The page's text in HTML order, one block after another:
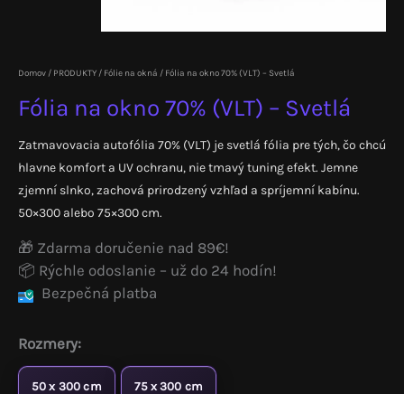
Domov / PRODUKTY / Fólie na okná / Fólia na okno 70% (VLT) – Svetlá
Fólia na okno 70% (VLT) – Svetlá
Zatmavovacia autofólia 70% (VLT) je svetlá fólia pre tých, čo chcú
hlavne komfort a UV ochranu, nie tmavý tuning efekt. Jemne
zjemní slnko, zachová prirodzený vzhľad a spríjemní kabínu.
50×300 alebo 75×300 cm.
🎁 Zdarma doručenie nad 89€!
📦 Rýchle odoslanie – už do 24 hodín!
Bezpečná platba
Rozmery:
50 x 300 cm 75 x 300 cm